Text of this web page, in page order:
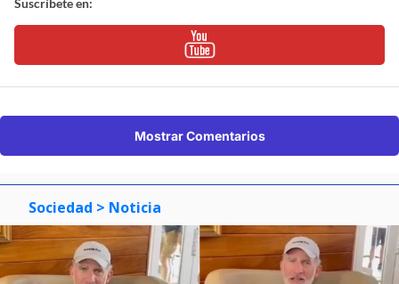
Mostrar Comentarios
Sociedad > Noticia